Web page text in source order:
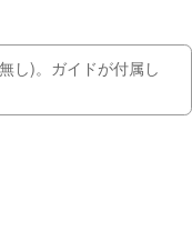
し)。ガイドが付属し